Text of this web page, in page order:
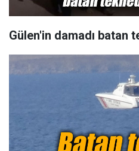
Gülen'in damadı batan